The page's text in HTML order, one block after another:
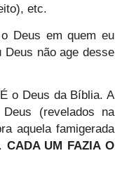
etc.
Deus em quem eu
não age desse
o Deus da Bíblia. A
(revelados na
aquela famigerada
CADA UM FAZIA O